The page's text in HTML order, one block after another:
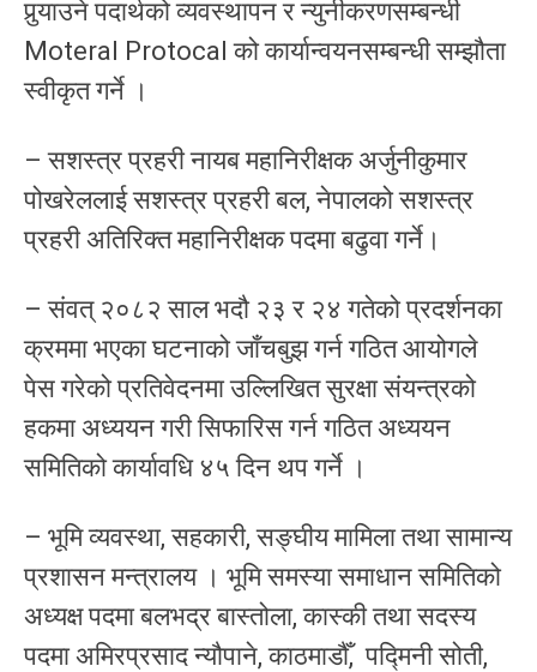
पुर्‍याउने पदार्थको व्यवस्थापन र न्युनीकरणसम्बन्धी
Moteral Protocal को कार्यान्वयनसम्बन्धी सम्झौता
स्वीकृत गर्ने ।
– सशस्त्र प्रहरी नायब महानिरीक्षक अर्जुनीकुमार
पोखरेललाई सशस्त्र प्रहरी बल, नेपालको सशस्त्र
प्रहरी अतिरिक्त महानिरीक्षक पदमा बढुवा गर्ने।
– संवत् २०८२ साल भदौ २३ र २४ गतेको प्रदर्शनका
क्रममा भएका घटनाको जाँचबुझ गर्न गठित आयोगले
पेस गरेको प्रतिवेदनमा उल्लिखित सुरक्षा संयन्त्रको
हकमा अध्ययन गरी सिफारिस गर्न गठित अध्ययन
समितिको कार्यावधि ४५ दिन थप गर्ने ।
– भूमि व्यवस्था, सहकारी, सङ्घीय मामिला तथा सामान्य
प्रशासन मन्त्रालय । भूमि समस्या समाधान समितिको
अध्यक्ष पदमा बलभद्र बास्तोला, कास्की तथा सदस्य
पदमा अमिरप्रसाद न्यौपाने, काठमाडौँ, पद्मिनी सोती,